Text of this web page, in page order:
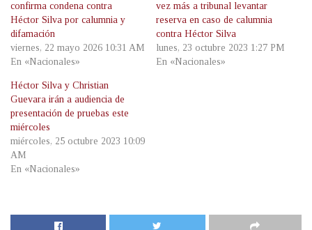
confirma condena contra
Héctor Silva por calumnia y
difamación
viernes, 22 mayo 2026 10:31 AM
En «Nacionales»
vez más a tribunal levantar
reserva en caso de calumnia
contra Héctor Silva
lunes, 23 octubre 2023 1:27 PM
En «Nacionales»
Héctor Silva y Christian
Guevara irán a audiencia de
presentación de pruebas este
miércoles
miércoles, 25 octubre 2023 10:09
AM
En «Nacionales»